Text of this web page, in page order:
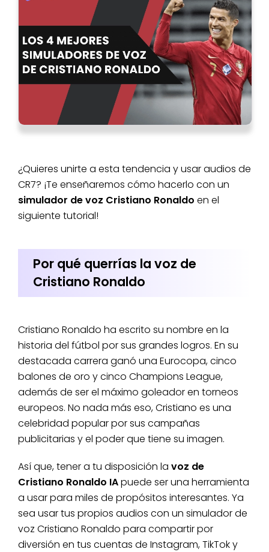
¿Quieres unirte a esta tendencia y usar audios de
CR7? ¡Te enseñaremos cómo hacerlo con un
simulador de voz Cristiano Ronaldo en el
siguiente tutorial!
Por qué querrías la voz de
Cristiano Ronaldo
Cristiano Ronaldo ha escrito su nombre en la
historia del fútbol por sus grandes logros. En su
destacada carrera ganó una Eurocopa, cinco
balones de oro y cinco Champions League,
además de ser el máximo goleador en torneos
europeos. No nada más eso, Cristiano es una
celebridad popular por sus campañas
publicitarias y el poder que tiene su imagen.
Así que, tener a tu disposición la voz de
Cristiano Ronaldo IApuede ser una herramienta
a usar para miles de propósitos interesantes. Ya
sea usar tus propios audios con un simulador de
voz Cristiano Ronaldo para compartir por
diversión en tus cuentas de Instagram, TikTok y